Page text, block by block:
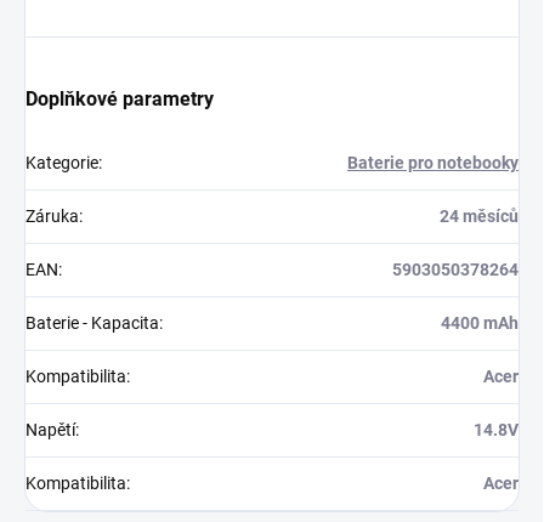
Doplňkové parametry
Kategorie: Baterie pro notebooky
Záruka: 24 měsíců
EAN: 5903050378264
Baterie - Kapacita: 4400 mAh
Kompatibilita: Acer
Napětí: 14.8V
Kompatibilita: Acer